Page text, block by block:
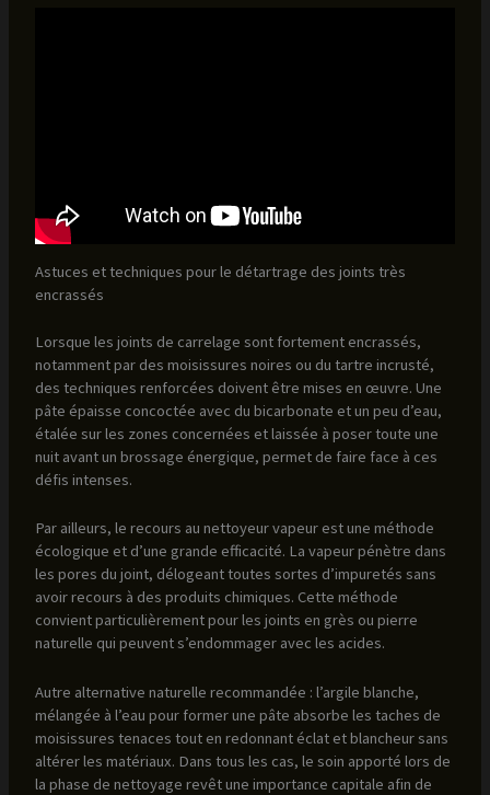
Astuces et techniques pour le détartrage des joints très
encrassés
Lorsque les joints de carrelage sont fortement encrassés,
notamment par des moisissures noires ou du tartre incrusté,
des techniques renforcées doivent être mises en œuvre. Une
pâte épaisse concoctée avec du bicarbonate et un peu d’eau,
étalée sur les zones concernées et laissée à poser toute une
nuit avant un brossage énergique, permet de faire face à ces
défis intenses.
Par ailleurs, le recours au nettoyeur vapeur est une méthode
écologique et d’une grande efficacité. La vapeur pénètre dans
les pores du joint, délogeant toutes sortes d’impuretés sans
avoir recours à des produits chimiques. Cette méthode
convient particulièrement pour les joints en grès ou pierre
naturelle qui peuvent s’endommager avec les acides.
Autre alternative naturelle recommandée : l’argile blanche,
mélangée à l’eau pour former une pâte absorbe les taches de
moisissures tenaces tout en redonnant éclat et blancheur sans
altérer les matériaux. Dans tous les cas, le soin apporté lors de
la phase de nettoyage revêt une importance capitale afin de